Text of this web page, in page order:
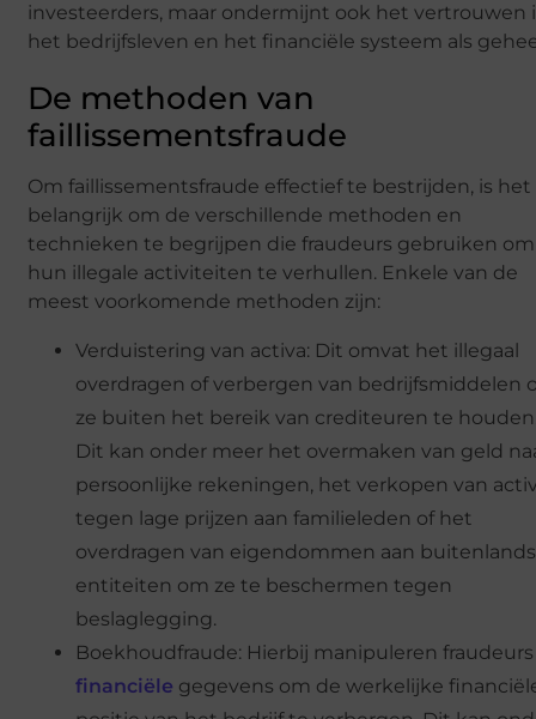
investeerders, maar ondermijnt ook het vertrouwen
het bedrijfsleven en het financiële systeem als
De methoden van
faillissementsfraude
Om faillissementsfraude effectief te bestrijden, is het
belangrijk om de verschillende methoden en
technieken te begrijpen die fraudeurs gebruiken om
hun illegale activiteiten te verhullen. Enkele van de
meest voorkomende methoden zijn:
Verduistering van activa: Dit omvat het illegaal
overdragen of verbergen van bedrijfsmiddelen
ze buiten het bereik van crediteuren te
Dit kan onder meer het overmaken van geld
persoonlijke rekeningen, het verkopen van
tegen lage prijzen aan familieleden of het
overdragen van eigendommen aan
entiteiten om ze te beschermen tegen
beslaglegging.
Boekhoudfraude: Hierbij manipuleren fraudeurs
financiële gegevens om de werkelijke